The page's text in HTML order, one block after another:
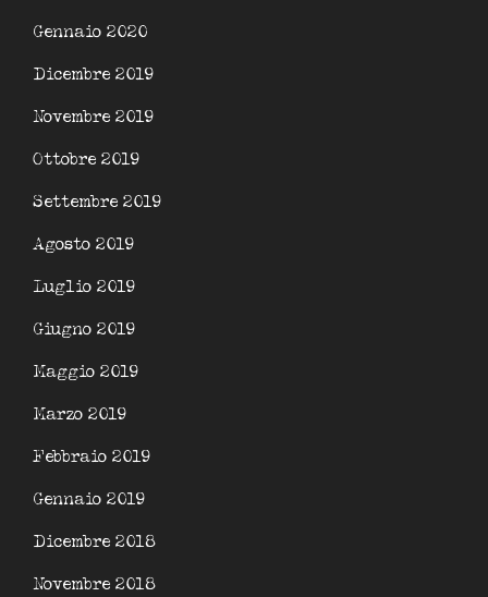
Gennaio 2020
Dicembre 2019
Novembre 2019
Ottobre 2019
Settembre 2019
Agosto 2019
Luglio 2019
Giugno 2019
Maggio 2019
Marzo 2019
Febbraio 2019
Gennaio 2019
Dicembre 2018
Novembre 2018